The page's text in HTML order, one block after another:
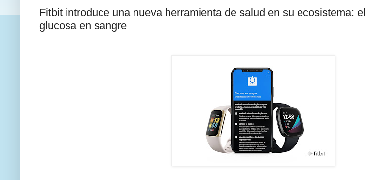
Fitbit introduce una nueva herramienta de salud en su ecosistema:
glucosa en sangre